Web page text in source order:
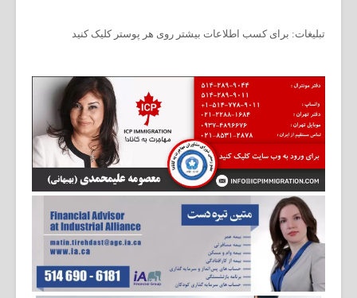
تبلیغات: برای کسب اطلاعات بیشتر روی هر پوستر کلیک کنید